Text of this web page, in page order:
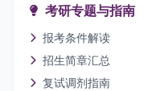
考研专题与指南
报考条件解读
招生简章汇总
复试调剂指南